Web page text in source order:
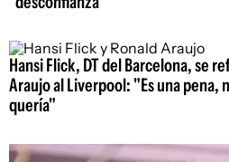
Hansi Flick, DT del Barcelona, se
Araujo al Liverpool: "Es una
quería"